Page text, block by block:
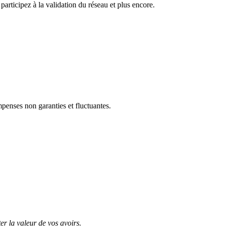
à la validation du réseau et plus encore.
non garanties et fluctuantes.
la valeur de vos avoirs.